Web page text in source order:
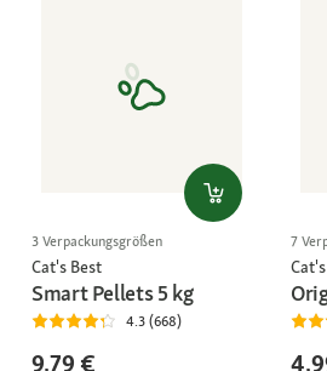
3 Verpackungsgrößen
Cat's Best
Smart Pellets 5 kg
4.3 (668)
9,79 €
7